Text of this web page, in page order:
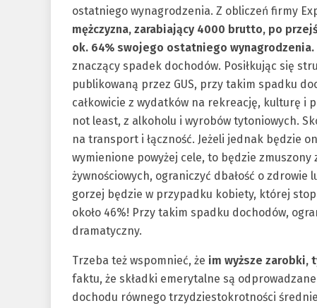
ostatniego wynagrodzenia. Z obliczeń firmy
mężczyzna, zarabiający 4000 brutto, po
ok. 64% swojego ostatniego wynagrodzenia.
znaczący spadek dochodów. Posiłkując się
publikowaną przez GUS, przy takim spadku
całkowicie z wydatków na rekreację, kulturę i
not least, z alkoholu i wyrobów tytoniowych.
na transport i łączność. Jeżeli jednak będzie
wymienione powyżej cele, to będzie
żywnościowych, ograniczyć dbałość o
gorzej będzie w przypadku kobiety, której
około 46%! Przy takim spadku dochodów,
dramatyczny.
Trzeba też wspomnieć, że im wyższe zarobki,
faktu, że składki emerytalne są
dochodu równego trzydziestokrotności